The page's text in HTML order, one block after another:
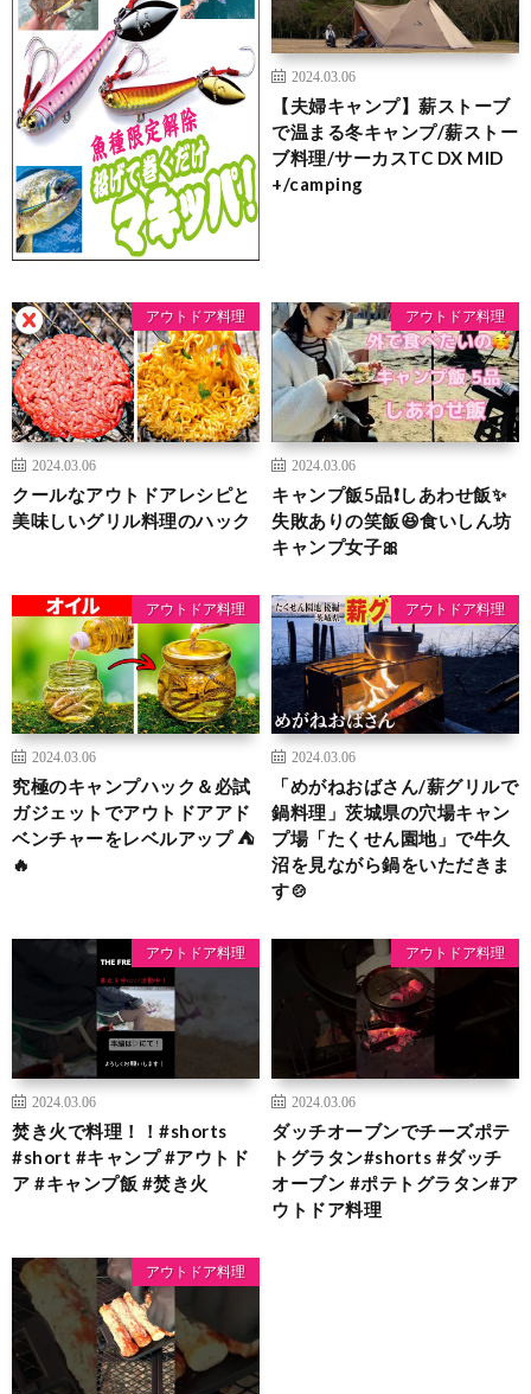
2024.03.06
【夫婦キャンプ】薪ストーブ
で温まる冬キャンプ/薪ストー
ブ料理/サーカスTC DX MID
+/camping
アウトドア料理
2024.03.06
クールなアウトドアレシピと
美味しいグリル料理のハック
アウトドア料理
2024.03.06
キャンプ飯5品❗️しあわせ飯✨
失敗ありの笑飯😆食いしん坊
キャンプ女子🎀
アウトドア料理
2024.03.06
究極のキャンプハック＆必試
ガジェットでアウトドアアド
ベンチャーをレベルアップ ⛺
🔥
アウトドア料理
2024.03.06
「めがねおばさん/薪グリルで
鍋料理」茨城県の穴場キャン
プ場「たくせん園地」で牛久
沼を見ながら鍋をいただきま
す🍲
アウトドア料理
2024.03.06
焚き火で料理！！#shorts
#short #キャンプ #アウトド
ア #キャンプ飯 #焚き火
アウトドア料理
2024.03.06
ダッチオーブンでチーズポテ
トグラタン#shorts #ダッチ
オーブン #ポテトグラタン#ア
ウトドア料理
アウトドア料理